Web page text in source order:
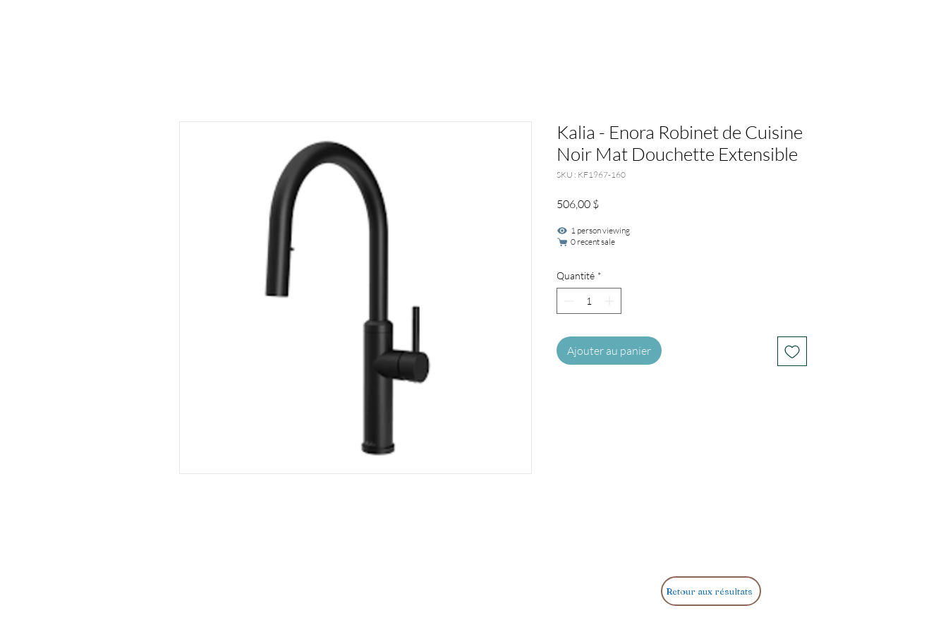
Kalia - Enora Robinet de Cuisine
Noir Mat Douchette Extensible
SKU : KF1967-160
506,00 $Prix
1 person viewing
0 recent sale
Quantité *
Ajouter au panier
Retour aux résultats